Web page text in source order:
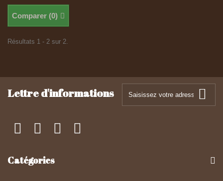
Comparer (0)
Résultats 1 - 2 sur 2.
Lettre d'informations
Catégories